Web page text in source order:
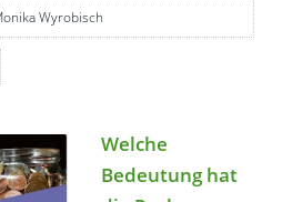
Wyrobisch
Welche
Bedeutung hat